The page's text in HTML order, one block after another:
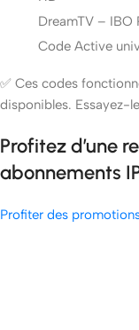
DreamTV – IBO
Code Active
✅ Ces codes
disponibles. Essayez-
Profitez d’une
abonnements
Profiter des